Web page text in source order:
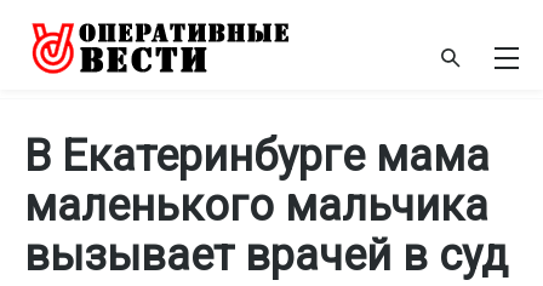
В Екатеринбурге мама
маленького мальчика
вызывает врачей в суд